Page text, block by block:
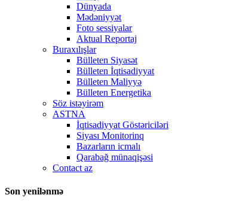
Dünyada
Mədəniyyət
Foto sessiyalar
Aktual Reportaj
Buraxılışlar
Bülleten Siyasət
Bülleten İqtisadiyyat
Bülleten Maliyyə
Bülleten Energetika
Söz istəyirəm
ASTNA
İqtisadiyyat Göstəriciləri
Siyası Monitorinq
Bazarların icmalı
Qarabağ münaqişəsi
Contact az
Son yenilənmə